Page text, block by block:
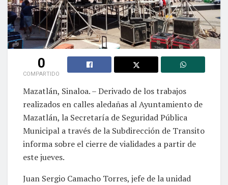
0
COMPARTIDO
Mazatlán, Sinaloa. – Derivado de los trabajos
realizados en calles aledañas al Ayuntamiento de
Mazatlán, la Secretaría de Seguridad Pública
Municipal a través de la Subdirección de Transito
informa sobre el cierre de vialidades a partir de
este jueves.
Juan Sergio Camacho Torres, jefe de la unidad